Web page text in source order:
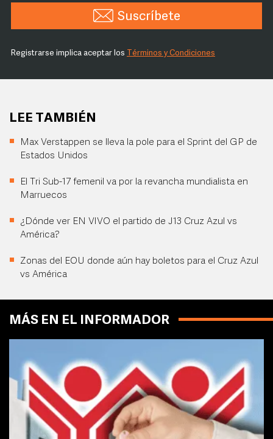
Suscríbete
Registrarse implica aceptar los Términos y Condiciones
LEE TAMBIÉN
Max Verstappen se lleva la pole para el Sprint del GP de
Estados Unidos
El Tri Sub-17 femenil va por la revancha mundialista en
Marruecos
¿Dónde ver EN VIVO el partido de J13 Cruz Azul vs
América?
Zonas del EOU donde aún hay boletos para el Cruz Azul
vs América
MÁS EN EL INFORMADOR